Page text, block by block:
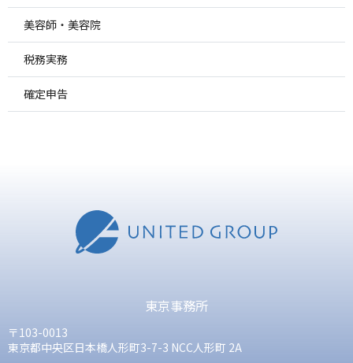
美容師・美容院
税務実務
確定申告
東京事務所
〒103-0013
東京都中央区日本橋人形町3-7-3 NCC人形町 2A